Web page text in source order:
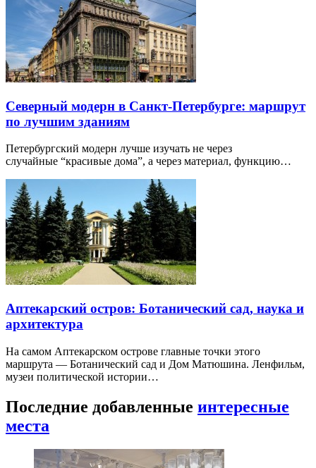
Северный модерн в Санкт-Петербурге: маршрут
по лучшим зданиям
Петербургский модерн лучше изучать не через
случайные “красивые дома”, а через материал, функцию…
Аптекарский остров: Ботанический сад, наука и
архитектура
На самом Аптекарском острове главные точки этого
маршрута — Ботанический сад и Дом Матюшина. Ленфильм,
музеи политической истории…
Последние добавленные интересные
места